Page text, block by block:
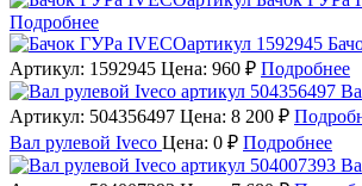
Подробнее
Артикул: 1592945 Цена: 960 ₽ Подробнее
Артикул: 504356497 Цена: 8 200 ₽
Вал рулевой Iveco Цена: 0 ₽ Подробнее